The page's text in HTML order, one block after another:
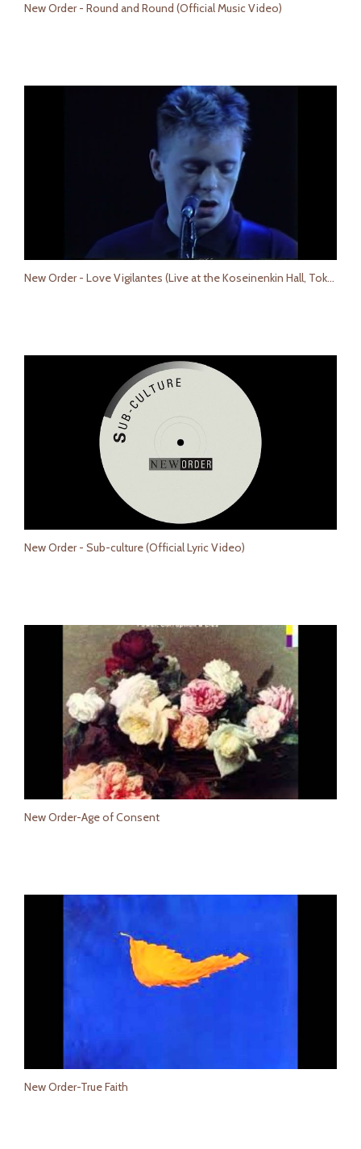
New Order - Round and Round (Official Music Video)
New Order - Love Vigilantes (Live at the Koseinenkin Hall, Tokyo, Japan, 1985)
New Order - Sub-culture (Official Lyric Video)
New Order-Age of Consent
New Order-True Faith